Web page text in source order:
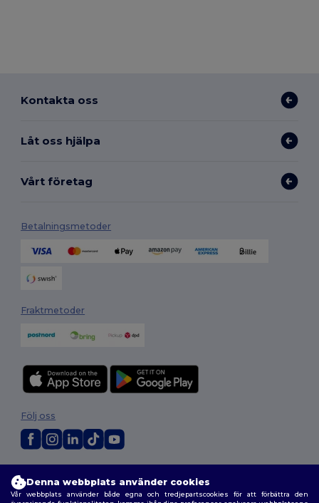
Kontakta oss
Låt oss hjälpa
Vårt företag
Betalningsmetoder
Fraktmetoder
Allmänna Villkor| Anpassad policy|Integritetspolicy
|Karta över webbplatsen
Följ oss
Denna webbplats använder cookies
Vår webbplats använder både egna och tredjepartscookies för att förbättra den